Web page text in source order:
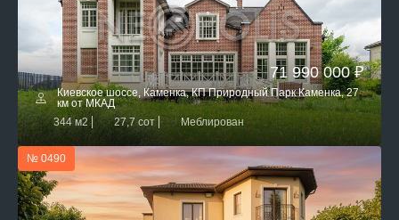
71 990 000 ₽
Киевское шоссе, Каменка, КП Природный Парк Каменка, 27
км от МКАД
344 м2
27,7 сот Меблирован
№ 0490